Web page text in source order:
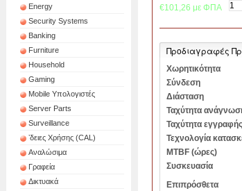
Energy
Security Systems
Banking
Furniture
Household
Gaming
Mobile Υπολογιστές
Server Parts
Surveillance
ʼδειες Χρήσης (CAL)
Αναλώσιμα
Γραφεία
Δικτυακά
€101,26 με ΦΠΑ
Προδιαγραφές
Χωρητικότητα
Σύνδεση
Διάσταση
Ταχύτητα
Ταχύτητα
Τεχνολογία
MTBF (ώρες)
Συσκευασία
Επιπρόσθετα